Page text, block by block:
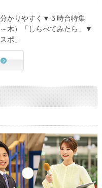
かりやすく▼５時台特集
木）「しらべてみたら」▼
ポ」